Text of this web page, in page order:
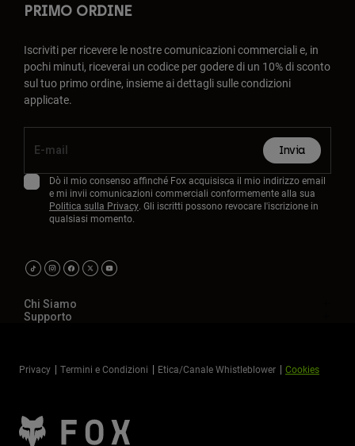
PRIMO ORDINE
Iscriviti per ricevere le nostre comunicazioni commerciali e, in
pochi minuti, riceverai un codice per godere di un 10% di sconto
sul tuo primo ordine, insieme ai dettagli sulle condizioni
applicate.
Invia
Dò il mio consenso affinché Fox acquisisca il mio indirizzo email
e mi invii comunicazioni commerciali conformemente alla sua
Politica sulla Privacy. Gli iscritti possono revocare l'iscrizione in
qualsiasi momento.
Chi Siamo
Supporto
Privacy Termini e Condizioni Etica/Canale Whistleblower Cookies